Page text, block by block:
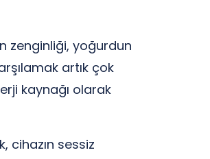
zenginliği, yoğurdun
artık çok
kaynağı olarak
cihazın sessiz